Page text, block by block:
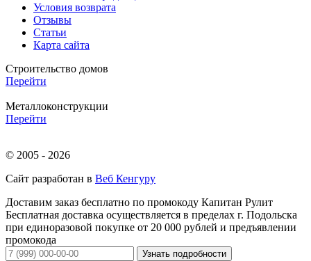
Условия возврата
Отзывы
Статьи
Карта сайта
Строительство домов
Перейти
Металлоконструкции
Перейти
© 2005 - 2026
Сайт разработан в Веб Кенгуру
Доставим заказ бесплатно по промокоду Капитан Рулит
Бесплатная доставка осуществляется в пределах г. Подольска
при единоразовой покупке от 20 000 рублей и предъявлении
промокода
Узнать подробности